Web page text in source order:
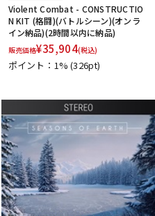
Violent Combat - CONSTRUCTIO
N KIT (格闘)(バトルシーン)(オンラ
イン納品)(2時間以内に納品)
販売価格¥35,904(税込)
ポイント：1%(326pt)